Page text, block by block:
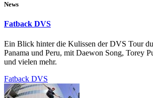
News
Fatback DVS
Ein Blick hinter die Kulissen der DVS Tour
Panama und Peru, mit Daewon Song, Torey
und vielen mehr.
Fatback DVS